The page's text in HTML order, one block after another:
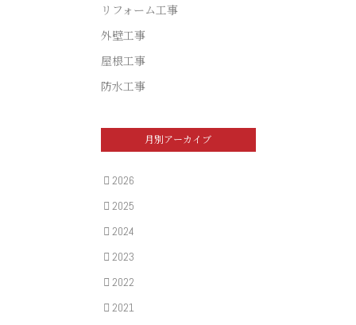
リフォーム工事
外壁工事
屋根工事
防水工事
月別アーカイブ
2026
2025
2024
2023
2022
2021